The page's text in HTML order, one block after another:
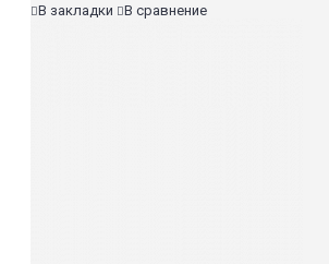
В закладки В сравнение